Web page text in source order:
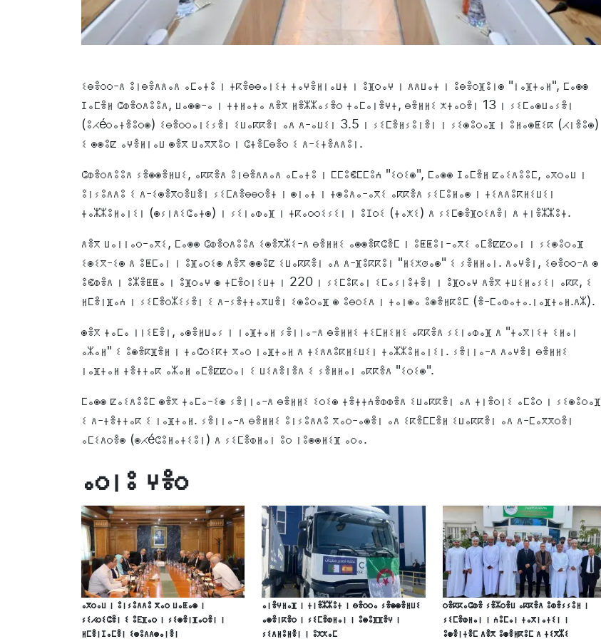
ⵉⴱⴻⵔⵔ-ⴷ ⵓⵏⴱⴻⴷⴷⴰⴷ ⴰⵎⴰⵜⵓ ⵏ ⵜⴽⴻⴱⴱⴰⵏⵉⵜ ⵜⴰⵖⴻⵍⵏⴰⵡⵜ ⵏ ⵓⴼⵔⴰⵖ ⵏ ⴷⴷⵡⴰⵜ ⵏ ⵓⴱⴻⵔⴼⵓⵏⵙ "ⵏⴰⴼⵜⴰⵍ", ⵎⴰⵙⵙ
ⵊⴰⵎⴻⵍ ⵛⵀⴻⵔⴷⵓⵓⴷ, ⵡⴰⵙⵙ-ⴰ ⵏ ⵜⵜⵍⴰⵜⴰ ⴷⴻⴳ ⵍⴻⵣⵣⴰⵢⴻⵔ ⵜⴰⵎⴰⵏⴻⵖⵜ, ⴱⴻⵍⵍⵉ ⵅⵜⴰⵔⴻⵏ 13 ⵏ ⵢⵉⵎⴰⵙⵡⴰⵢⴻⵏ
(ⵓⵃéⵔⴰⵜⴻⵓⵔⵙ) ⵉⴱⴻⵔⵔⴰⵏⵉⵢⴻⵏ ⵉⵡⴰⴽⴽⴻⵏ ⴰⴷ ⴷ-ⴰⵡⵉⵏ 3.5 ⵏ ⵢⵉⵎⴻⵍⵢⵓⵏⴻⵏ ⵏ ⵢⵉⵙⵓⵔⴰⴼ ⵏ ⵓⵍⴰⵙⵟⵉⴽ (ⵃⵏⴻⵓⵙ)
ⵉ ⵙⵙⵓⵇ ⴰⵖⴻⵍⵏⴰⵡ ⵙⴻⴳ ⵡⴰⴳⴳⵓⵔ ⵏ ⵛⵜⴻⵎⴱⴻⵔ ⵉ ⴷ-ⵉⵜⴻⴷⴷⵓⵏ.
ⵛⵀⴻⵔⴷⵓⵓⴷ ⵢⴻⵙⵙⴻⵍⵡⵉ, ⴰⴽⴽⴻⴷ ⵓⵏⴱⴻⴷⴷⴰⴷ ⴰⵎⴰⵜⵓ ⵏ ⵎⵎⵓⵞⵎⵎⵓⵄ "ⵉⵔⵉⵙ", ⵎⴰⵙⵙ ⵊⴰⵎⴻⵍ ⵇⴰⵉⴷⵓⵓⵎ, ⴰⴳⵔⴰⵡ ⵏ
ⵓⵏⵢⵓⴷⴷⵓ ⵉ ⴷ-ⵉⵙⴻⴳⵔⴻⵡⴻⵏ ⵢⵉⵎⴷⴻⴱⴱⵔⴻⵜ ⵏ ⵙⵏⴰⵜ ⵏ ⵜⵙⵓⴷⴰ-ⴰⴳⵉ ⴰⴽⴽⴻⴷ ⵢⵉⵎⵓⵍⴰⵙ ⵏ ⵜⵉⴷⴷⵓⴽⵍⵉⵡⵉⵏ
ⵜⴰⵣⵣⵓⵍⴰⵏⵉⵏ (ⵙⵢⵏⴷⵉⵛⴰⵜⵙ) ⵏ ⵢⵉⵏⴰⵀⴰⴼ ⵏ ⵜⴽⴰⵔⵔⵉⵢⵉⵏ ⵏ ⵓⵊⵔⵉ (ⵜⴰⵅⵉ) ⴷ ⵢⵉⵎⵙⴻⴼⵔⵉⴷⴻⵏ ⴷ ⵜⵏⴻⵣⵣⵓⵜ.
ⴷⴻⴳ ⵡⴰⵏⵏⴰⵔ-ⴰⴳⵉ, ⵎⴰⵙⵙ ⵛⵀⴻⵔⴷⵓⵓⴷ ⵉⵙⴻⴳⵣⵉ-ⴷ ⴱⴻⵍⵍⵉ ⴰⵙⵙⴻⴽⵛⴻⵎ ⵏ ⵓⵟⵟⵓⵏ-ⴰⴳⵉ ⴰⵎⴻⵇⵇⵔⴰⵏ ⵏ ⵢⵉⵙⵓⵔⴰⴼ
ⵉⵙⵉⴳ-ⵉⵙ ⴷ ⵓⵟⵎⴰⵏ ⵏ ⵓⴼⴰⵔⵉⵙ ⴷⴻⴳ ⵙⵙⵓⵇ ⵉⵡⴰⴽⴽⴻⵏ ⴰⴷ ⴷ-ⴼⵓⴽⴽⵓⵏ "ⵍⵉⵅⵚⴰⵙ" ⵉ ⵢⴻⵍⵍⴰⵏ. ⴷⴰⵖⴻⵏ, ⵉⴱⴻⵔⵔ-ⴷ ⵙ
ⵓⵞⵀⴻⴷ ⵏ ⵓⵣⴻⵟⵟⴰ ⵏ ⵓⴼⵔⴰⵖ ⵙ ⵜⵎⴻⵔⵏⵉⵡⵜ ⵏ 220 ⵏ ⵢⵉⵎⵓⴽⴰⵏ ⵉⵎⴰⵢⵏⵓⵜⴻⵏ ⵏ ⵓⴼⵔⴰⵖ ⴷⴻⴳ ⵜⵡⵉⵍⴰⵢⵉⵏ ⴰⴽⴽ, ⵉ
ⵍⵎⴻⵏⴼⴰⵄ ⵏ ⵢⵉⵎⴻⵔⵣⵉⵢⴻⵏ ⵉ ⴷ-ⵢⴻⵜⵜⴰⴳⵡⴻⵏ ⵉⵙⵓⵔⴰⴼ ⵙ ⵓⴱⵔⵉⴷ ⵏ ⵜⴰⵏⵙⴰ ⵓⵙⴻⵍⴽⵓⵎ (ⴻ-ⵎⴰⵀⴰⵜⴰ.ⵏⴰⴼⵜⴰⵍ.ⴷⵣ).
ⵙⴻⴳ ⵜⴰⵎⴰ ⵏⵏⵉⴹⴻⵏ, ⴰⵙⴻⵍⵡⴰⵢ ⵏ ⵏⴰⴼⵜⴰⵍ ⵢⴻⵏⵏⴰ-ⴷ ⴱⴻⵍⵍⵉ ⵜⵉⵎⵍⵉⵍⵉ ⴰⴽⴽⴻⴷ ⵢⵉⵏⴰⵀⴰⴼ ⴷ "ⵜⴰⴳⵏⵉⵜ ⵉⵍⴰⵏ
ⴰⵣⴰⵍ" ⵉ ⵓⵙⴻⴽⴼⴻⵍ ⵏ ⵜⴰⵛⵔⵉⴽⵜ ⴳⴰⵔ ⵏⴰⴼⵜⴰⵍ ⴷ ⵜⵉⴷⴷⵓⴽⵍⵉⵡⵉⵏ ⵜⴰⵣⵣⵓⵍⴰⵏⵉⵏ. ⵢⴻⵏⵏⴰ-ⴷ ⴷⴰⵖⴻⵏ ⴱⴻⵍⵍⵉ
ⵏⴰⴼⵜⴰⵍ ⵜⴻⵜⵜⴰⴽ ⴰⵣⴰⵍ ⴰⵎⴻⵇⵇⵔⴰⵏ ⵉ ⵡⵉⴷⴻⵏⴻⴷ ⵉ ⵢⴻⵍⵍⴰⵏ ⴰⴽⴽⴻⴷ "ⵉⵔⵉⵙ".
ⵎⴰⵙⵙ ⵇⴰⵉⴷⵓⵓⵎ ⵙⴻⴳ ⵜⴰⵎⴰ-ⵉⵙ ⵢⴻⵏⵏⴰ-ⴷ ⴱⴻⵍⵍⵉ ⵉⵔⵉⵙ ⵜⴻⵜⵜⵄⴻⵀⵀⴻⴷ ⵉⵡⴰⴽⴽⴻⵏ ⴰⴷ ⵜⵏⴻⵔⵏⵉ ⴰⵎⵓⵔ ⵏ ⵢⵉⵙⵓⵔⴰⴼ
ⵉ ⴷ-ⵜⴻⵜⵜⴰⴽ ⵉ ⵏⴰⴼⵜⴰⵍ. ⵢⴻⵏⵏⴰ-ⴷ ⴱⴻⵍⵍⵉ ⵓⵏⵢⵓⴷⴷⵓ ⴳⴰⵔ-ⴰⵙⴻⵏ ⴰⴷ ⵉⴽⴻⵎⵎⴻⵍ ⵉⵡⴰⴽⴽⴻⵏ ⴰⴷ ⴷ-ⵎⴰⴳⴳⵔⴻⵏ
ⴰⵎⵉⴷⵔⴻⵙ (ⵙⵃéⵛⵓⵍⴰⵜⵉⵓⵏ) ⴷ ⵢⵉⵎⴻⵀⵍⴰⵏ ⵓⵔ ⵏⵓⵙⵙⵍⵉⴼ ⴰⵔⴰ.
ⴰⵔⵏⵓ ⵖⴻⵔ
ⴰⴳⵔⴰⵡ ⵏ ⵓⵏⵢⵓⴷⴷⵓ ⴳⴰⵔ ⵡⴰⵟⴰⵙ ⵏ
ⵢⵉⵃⵔⵉⵛⴻⵏ ⵉ ⵓⴹⴼⴰⵔ ⵏ ⵢⵉⵙⴻⵏⴼⴰⵔⴻⵏ ⵏ
ⵍⵎⴻⵏⵊⴰⵎⴻⵏ ⵉⵙⵓⴷⴷⵙⴰⵏⴻⵏ
ⴰⵏⴻⵖⵍⴰⴼ ⵏ ⵜⵏⴻⵣⵣⵓⵜ ⵏ ⴱⴻⵔⵔⴰ ⵢⴻⵙⵙⴻⵍⵡⵉ
ⴰⵙⴻⵏⴽⴻⵔ ⵏ ⵢⵉⵎⴻⵀⵍⴰⵏ ⵏ ⵓⵙⵓⴼⴼⴻⵖ ⵏ
ⵢⵉⴷⵍⵓⵍⴻⵏ ⵏ ⵓⵅⵅⴰⵎ
ⵔⴻⴽⴽⴰⵛⵀⴻ ⵢⴻⵣⵔⴻⵡ ⴰⴽⴽⴻⴷ ⵓⵀⴻⵢⵢⵓⵍ ⵏ
ⵢⵉⵎⴻⵀⵍⴰⵏ ⵏ ⵄⵓⵎⴰⵏ ⵜⴰⴳⵏⴰⵜⵉⵏ ⵏ
ⵓⵙⴻⵏⵜⴻⵎ ⴷⴻⴳ ⵓⵙⴻⵍⴽⵓⵎ ⴷ ⵜⵉⴳⵣⵉ